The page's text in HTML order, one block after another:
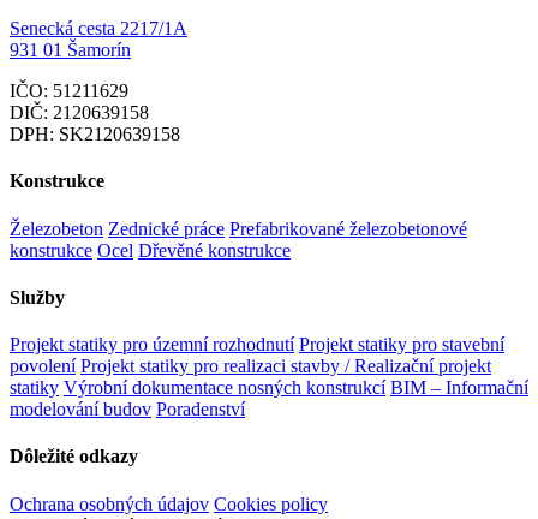
Senecká cesta 2217/1A
931 01 Šamorín
IČO: 51211629
DIČ: 2120639158
DPH: SK2120639158
Konstrukce
Železobeton Zednické práce Prefabrikované železobetonové
konstrukce Ocel Dřevěné konstrukce
Služby
Projekt statiky pro územní rozhodnutí Projekt statiky pro stavební
povolení Projekt statiky pro realizaci stavby / Realizační projekt
statiky Výrobní dokumentace nosných konstrukcí BIM – Informační
modelování budov Poradenství
Dôležité odkazy
Ochrana osobných údajov Cookies policy